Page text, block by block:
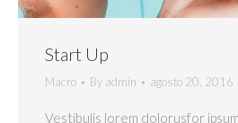
Start Up
Macro By admin agosto 20, 2016
Vestibulis lorem dolorusfor